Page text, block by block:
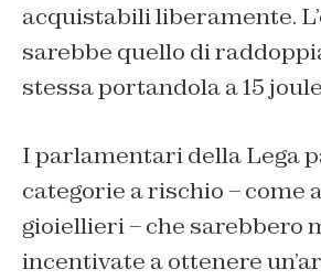
acquistabili liberamente.
sarebbe quello di
stessa portandola a 15
I parlamentari della Lega
categorie a rischio – come
gioiellieri – che sarebbero
incentivate a ottenere